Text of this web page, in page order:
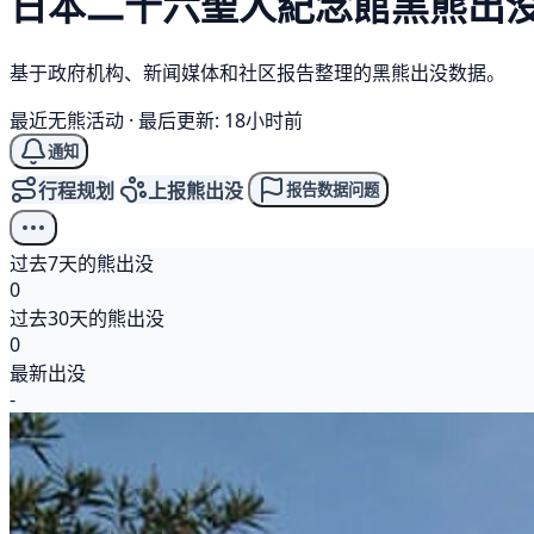
基于政府机构、新闻媒体和社区报告整理的黑熊出没数据。
最近无熊活动 · 最后更新: 18小时前
通知
行程规划 上报熊出没 报告数据问题
过去7天的熊出没
0
过去30天的熊出没
0
最新出没
-